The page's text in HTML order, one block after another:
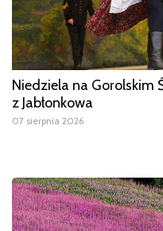
Niedziela na Gorolskim
z Jabłonkowa
07 sierpnia 2026